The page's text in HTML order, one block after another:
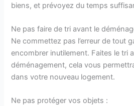
biens, et prévoyez du temps
Ne pas faire de tri avant le
Ne commettez pas l’erreur de tout
encombrer inutilement. Faites le tri
déménagement, cela vous
dans votre nouveau logement.
Ne pas protéger vos objets :